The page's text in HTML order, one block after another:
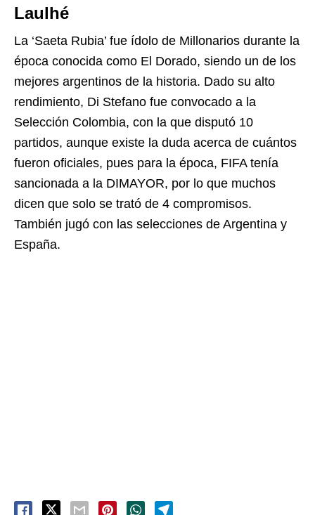
Laulhé
La ‘Saeta Rubia’ fue ídolo de Millonarios durante la
época conocida como El Dorado, siendo un de los
mejores argentinos de la historia. Dado su alto
rendimiento, Di Stefano fue convocado a la
Selección Colombia, con la que disputó 10
partidos, aunque existe la duda acerca de cuántos
fueron oficiales, pues para la época, FIFA tenía
sancionada a la DIMAYOR, por lo que muchos
dicen que solo se trató de 4 compromisos.
También jugó con las selecciones de Argentina y
España.